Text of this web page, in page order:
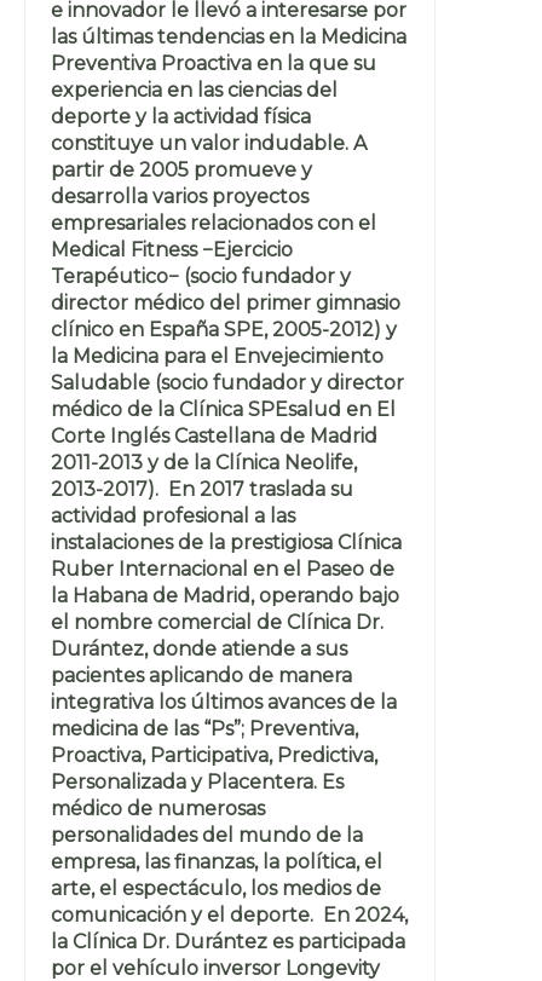
e innovador le llevó a interesarse por
las últimas tendencias en la Medicina
Preventiva Proactiva en la que su
experiencia en las ciencias del
deporte y la actividad física
constituye un valor indudable. A
partir de 2005 promueve y
desarrolla varios proyectos
empresariales relacionados con el
Medical Fitness −Ejercicio
Terapéutico− (socio fundador y
director médico del primer gimnasio
clínico en España SPE, 2005-2012) y
la Medicina para el Envejecimiento
Saludable (socio fundador y director
médico de la Clínica SPEsalud en El
Corte Inglés Castellana de Madrid
2011-2013 y de la Clínica Neolife,
2013-2017). En 2017 traslada su
actividad profesional a las
instalaciones de la prestigiosa Clínica
Ruber Internacional en el Paseo de
la Habana de Madrid, operando bajo
el nombre comercial de Clínica Dr.
Durántez, donde atiende a sus
pacientes aplicando de manera
integrativa los últimos avances de la
medicina de las “Ps”; Preventiva,
Proactiva, Participativa, Predictiva,
Personalizada y Placentera. Es
médico de numerosas
personalidades del mundo de la
empresa, las finanzas, la política, el
arte, el espectáculo, los medios de
comunicación y el deporte. En 2024,
la Clínica Dr. Durántez es participada
por el vehículo inversor Longevity